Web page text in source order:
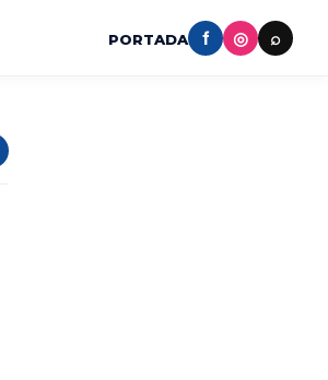
PORTADA f ◎ ⌕